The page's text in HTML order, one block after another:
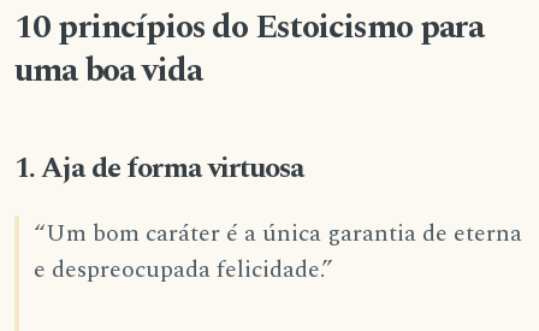
10 princípios do Estoicismo para
uma boa vida
1. Aja de forma virtuosa
“Um bom caráter é a única garantia de eterna
e despreocupada felicidade.”